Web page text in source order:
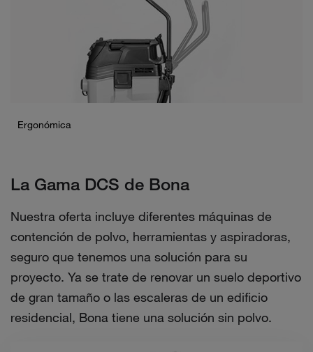
Ergonómica
La Gama DCS de Bona
Nuestra oferta incluye diferentes máquinas de
contención de polvo, herramientas y aspiradoras,
seguro que tenemos una solución para su
proyecto. Ya se trate de renovar un suelo deportivo
de gran tamaño o las escaleras de un edificio
residencial, Bona tiene una solución sin polvo.